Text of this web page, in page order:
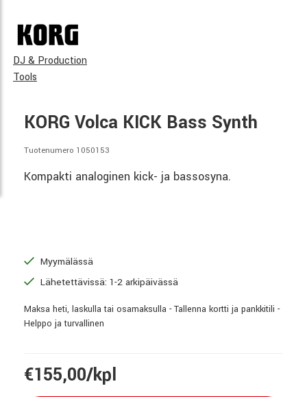
DJ & Production
Tools
KORG Volca KICK Bass Synth
Tuotenumero 1050153
Kompakti analoginen kick- ja bassosyna.
Myymälässä
Lähetettävissä: 1-2 arkipäivässä
Maksa heti, laskulla tai osamaksulla - Tallenna kortti ja pankkitili -
Helppo ja turvallinen
€155,00/kpl